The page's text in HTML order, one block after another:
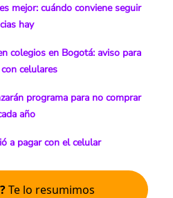
mejor: cuándo conviene seguir
hay
colegios en Bogotá: aviso para
celulares
programa para no comprar
año
a pagar con el celular
Te lo resumimos